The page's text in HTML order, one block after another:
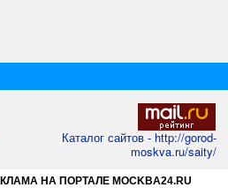
НА ПОРТАЛЕ MOCKBA24.RU